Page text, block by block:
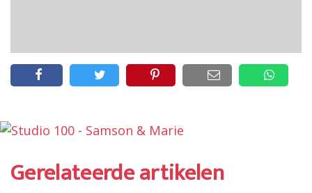
Gerelateerde artikelen